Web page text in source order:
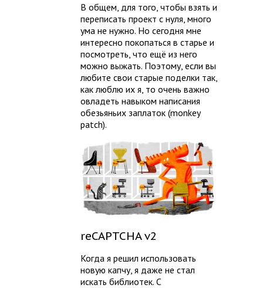
В общем, для того, чтобы взять и
переписать проект с нуля, много
ума не нужно. Но сегодня мне
интересно покопаться в старье и
посмотреть, что ещё из него
можно выжать. Поэтому, если вы
любите свои старые поделки так,
как люблю их я, то очень важно
овладеть навыком написания
обезьяньих заплаток (monkey
patch).
reCAPTCHA v2
Когда я решил использовать
новую капчу, я даже не стал
искать библиотек. С